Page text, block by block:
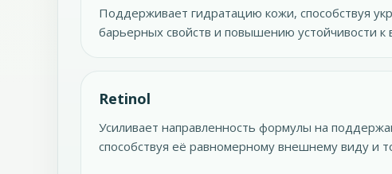
Поддерживает гидратацию кожи, способствуя
барьерных свойств и повышению устойчивости
Retinol
Усиливает направленность формулы на
способствуя её равномерному внешнему виду и